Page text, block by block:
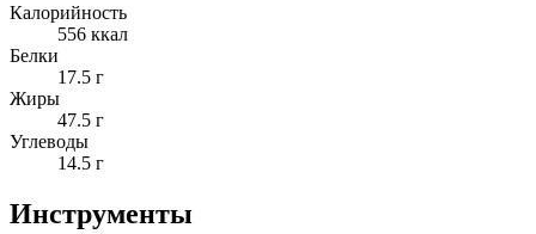
Калорийность
556 ккал
Белки
17.5 г
Жиры
47.5 г
Углеводы
14.5 г
Инструменты